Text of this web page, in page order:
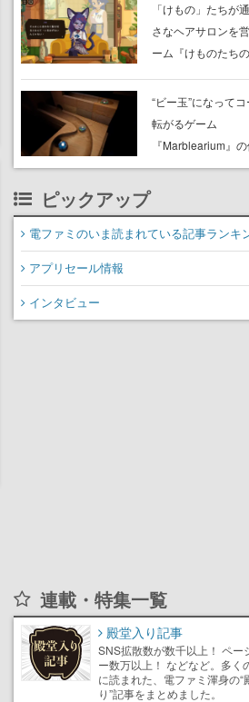
「けもの」たちが
さなヘアサロンを
ーム『けものたち
始。悩みを持ったお
と会話を交わし“本
んでる髪型”を見つ
“ビー玉”になって
転がるゲーム
『Marblearium』
版がSteamで本日8
ピックアップ
電ファミのいま読まれている記事ランキ
アプリセール情報
インタビュー
連載・特集一覧
殿堂入り記事
SNS拡散数が数千以上！ ペー
ー数万以上！ などなど。多く
に読まれた、電ファミ渾身の“
り”記事をまとめました。